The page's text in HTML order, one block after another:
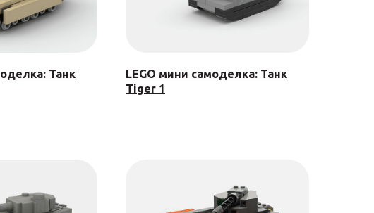
Танк
LEGO мини самоделка: Танк
Tiger 1